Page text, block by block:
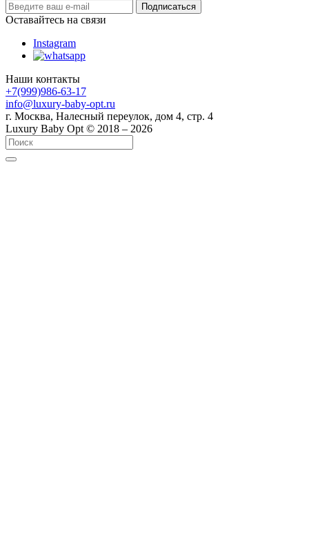
Оставайтесь на связи
Instagram
Наши контакты
+7(999)986-63-17
info@luxury-baby-opt.ru
г. Москва, Налесный переулок, дом 4, стр. 4
Luxury Baby Opt © 2018 – 2026